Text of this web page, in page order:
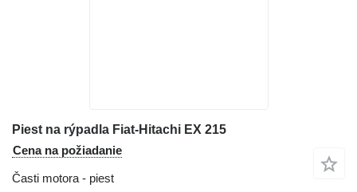
Piest na rýpadla Fiat-Hitachi EX 215
Cena na požiadanie
Časti motora - piest